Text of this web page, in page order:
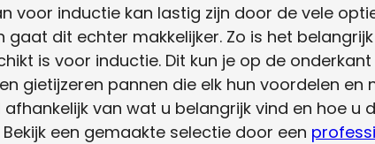
voor inductie kan lastig zijn door de vele
dit echter makkelijker. Zo is het
is voor inductie. Dit kun je op de
gietijzeren pannen die elk hun voordelen en
van wat u belangrijk vind en hoe u
een gemaakte selectie door een